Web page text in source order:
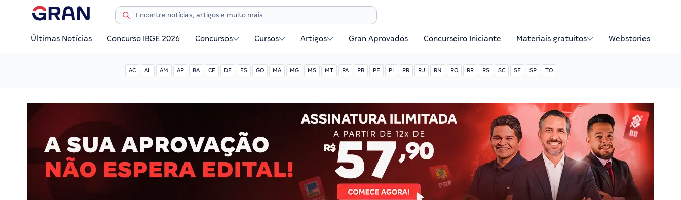
Últimas Notícias Concurso IBGE 2026 Concursos Cursos Artigos Gran Aprovados Concurseiro Iniciante Materiais gratuitos Webstories
AC AL AM AP BA CE DF ES GO MA MG MS MT PA PB PE PI PR RJ RN RO RR RS SC SE SP TO